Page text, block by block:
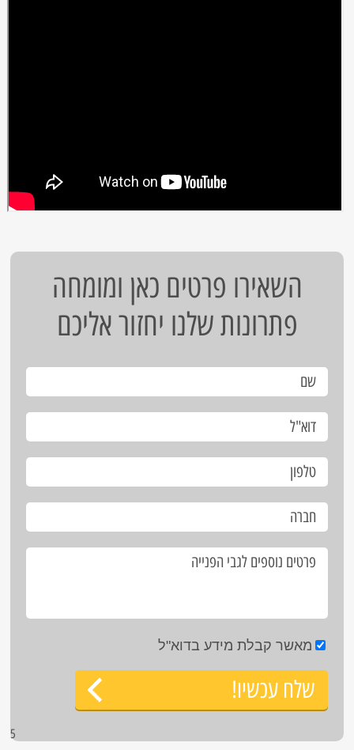
השאירו פרטים כאן ומומחה
פתרונות שלנו יחזור אליכם
מאשר קבלת מידע בדוא"ל
שלח עכשיו!
5